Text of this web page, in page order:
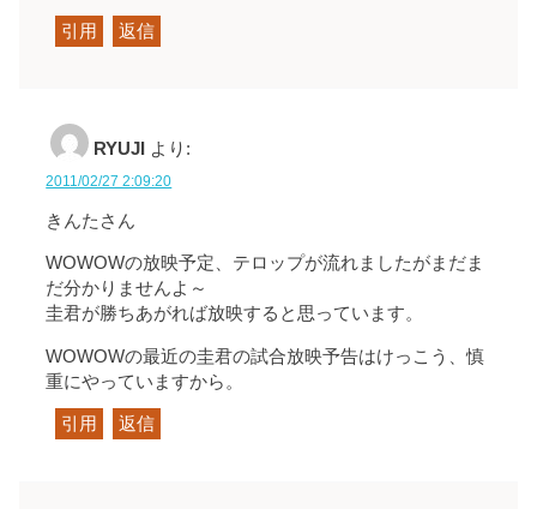
引用 返信
RYUJI より:
2011/02/27 2:09:20
きんたさん
WOWOWの放映予定、テロップが流れましたがまだま
だ分かりませんよ～
圭君が勝ちあがれば放映すると思っています。
WOWOWの最近の圭君の試合放映予告はけっこう、慎
重にやっていますから。
引用 返信